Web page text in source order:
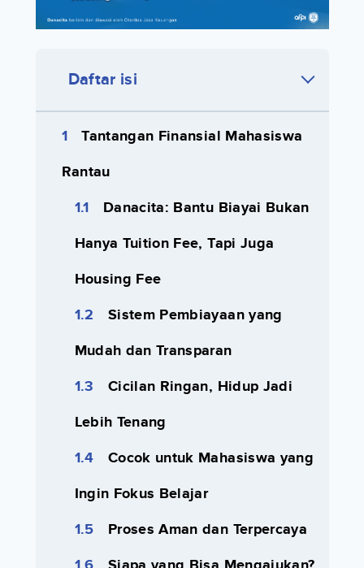
Daftar isi
Tantangan Finansial Mahasiswa
Rantau
Danacita: Bantu Biayai Bukan
Hanya Tuition Fee, Tapi Juga
Housing Fee
Sistem Pembiayaan yang
Mudah dan Transparan
Cicilan Ringan, Hidup Jadi
Lebih Tenang
Cocok untuk Mahasiswa yang
Ingin Fokus Belajar
Proses Aman dan Terpercaya